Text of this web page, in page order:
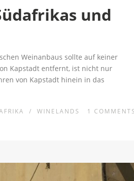
und
Weinanbaus sollte auf keiner
Kapstadt entfernt, ist nicht nur
von Kapstadt hinein in das
/ WINELANDS 1 COMMENTS